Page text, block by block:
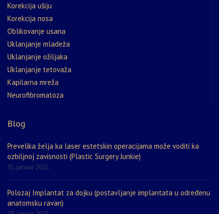
Korekcija ušiju
Korekcija nosa
Oblikovanje usana
Uklanjanje mladeža
Uklanjanje ožiljaka
Uklanjanje tetovaža
Kapilarna mreža
Neurofibromatoza
Blog
Prevelika želja ka laser estetskin operacijama može voditi ka
ozbiljnoj zavisnosti (Plastic Surgery Junkie)
31. januar 2025.
Polozaj Implantat za dojku (postavljanje implantata u određenu
anatomsku ravan)